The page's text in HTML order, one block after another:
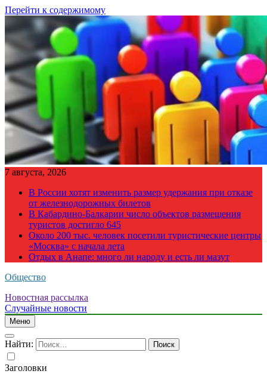
Перейти к содержимому
7 августа, 2026
В России хотят изменить размер удержания при отказе
от железнодорожных билетов
В Кабардино-Балкарии число объектов размещения
туристов достигло 645
Около 200 тыс. человек посетили туристические центры
«Москва» с начала лета
Отдых в Анапе: много ли народу и есть ли мазут
Общество
Новостная рассылка
Случайные новости
Меню
Найти:
Заголовки